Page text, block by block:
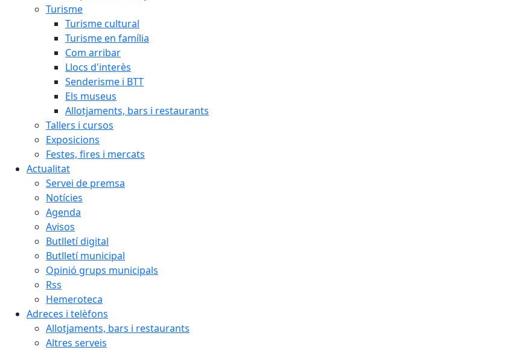
Turisme
Turisme cultural
Turisme en família
Com arribar
Llocs d'interès
Senderisme i BTT
Els museus
Allotjaments, bars i restaurants
Tallers i cursos
Exposicions
Festes, fires i mercats
Actualitat
Servei de premsa
Notícies
Agenda
Avisos
Butlletí digital
Butlletí municipal
Opinió grups municipals
Rss
Hemeroteca
Adreces i telèfons
Allotjaments, bars i restaurants
Altres serveis